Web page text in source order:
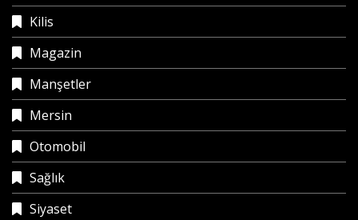
Kilis
Magazin
Manşetler
Mersin
Otomobil
Sağlık
Siyaset